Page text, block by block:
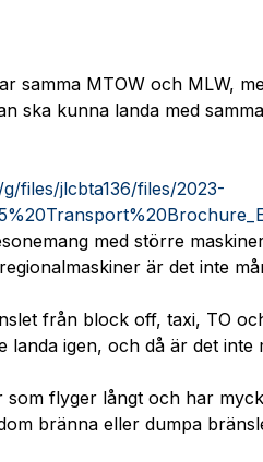
samma MTOW och MLW,
ska kunna landa med
files/jlcbta136/files/2023-
med större
är det inte
från block off, taxi, TO
landa igen, och då är det inte
flyger långt och har
bränna eller dumpa